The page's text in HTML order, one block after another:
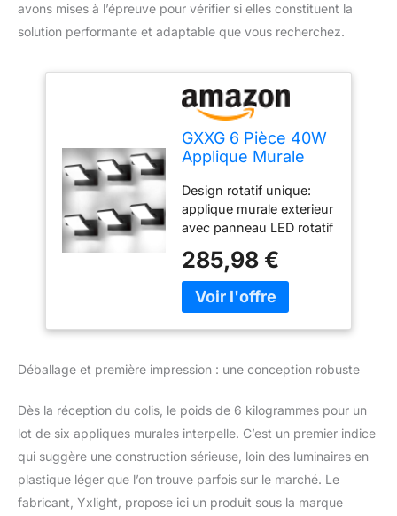
avons mises à l’épreuve pour vérifier si elles constituent la
solution performante et adaptable que vous recherchez.
GXXG 6 Pièce 40W
Applique Murale
Noir Applique
Exterieur avec
panneau LED
pivotant à 350°
Projecteur LED
6000K Blanc Froid
Applique Intérieur
Design rotatif unique:
applique murale exterieur
avec panneau LED rotatif
ajuster l'angle d'éclairage
selon vos besoins pour
un éclairage direct
Watts applique extérieur
haute efficacité, Helligkeit
4000 Lumen， Illuminez
votre chemin vers la
éclairage sûr pour vos
promenades nocturnes
285,98 €
Déballage et première impression : une conception robuste
Dès la réception du colis, le poids de 6 kilogrammes pour un
lot de six appliques murales interpelle. C’est un premier indice
qui suggère une construction sérieuse, loin des luminaires en
plastique léger que l’on trouve parfois sur le marché. Le
fabricant, Yxlight, propose ici un produit sous la marque